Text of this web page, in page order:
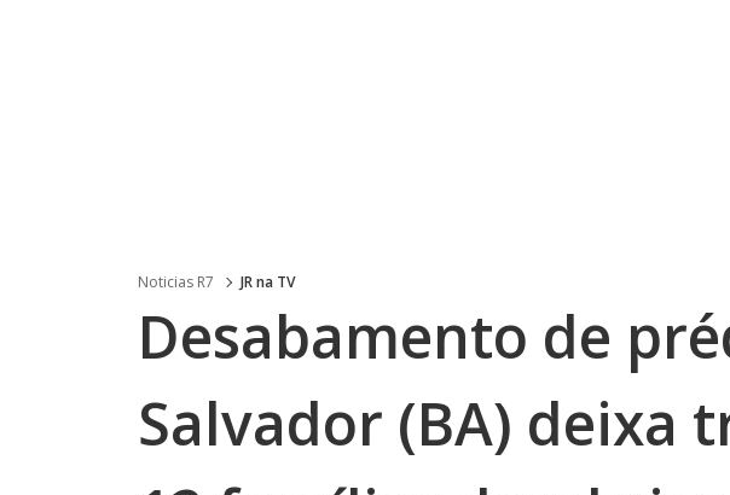
Noticias R7 JR na TV
Desabamento de
Salvador (BA) deixa